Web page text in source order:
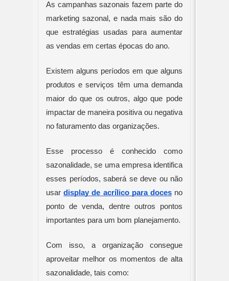
As campanhas sazonais fazem parte do
marketing sazonal, e nada mais são do
que estratégias usadas para aumentar
as vendas em certas épocas do ano.
Existem alguns períodos em que alguns
produtos e serviços têm uma demanda
maior do que os outros, algo que pode
impactar de maneira positiva ou negativa
no faturamento das organizações.
Esse processo é conhecido como
sazonalidade, se uma empresa identifica
esses períodos, saberá se deve ou não
usar display de acrílico para doces no
ponto de venda, dentre outros pontos
importantes para um bom planejamento.
Com isso, a organização consegue
aproveitar melhor os momentos de alta
sazonalidade, tais como: